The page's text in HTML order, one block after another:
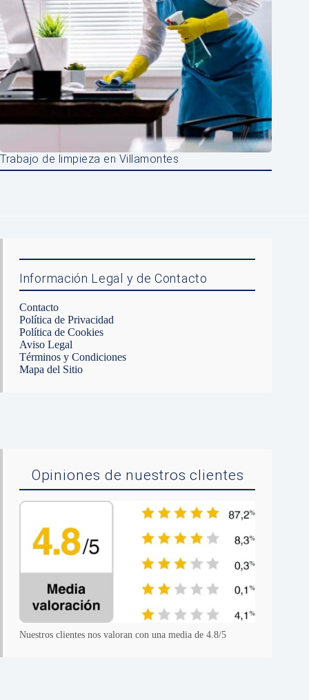
Trabajo de limpieza en Villamontes
Información Legal y de Contacto
Contacto
Política de Privacidad
Política de Cookies
Aviso Legal
Términos y Condiciones
Mapa del Sitio
Opiniones de nuestros clientes
Nuestros clientes nos valoran con una media de 4.8/5